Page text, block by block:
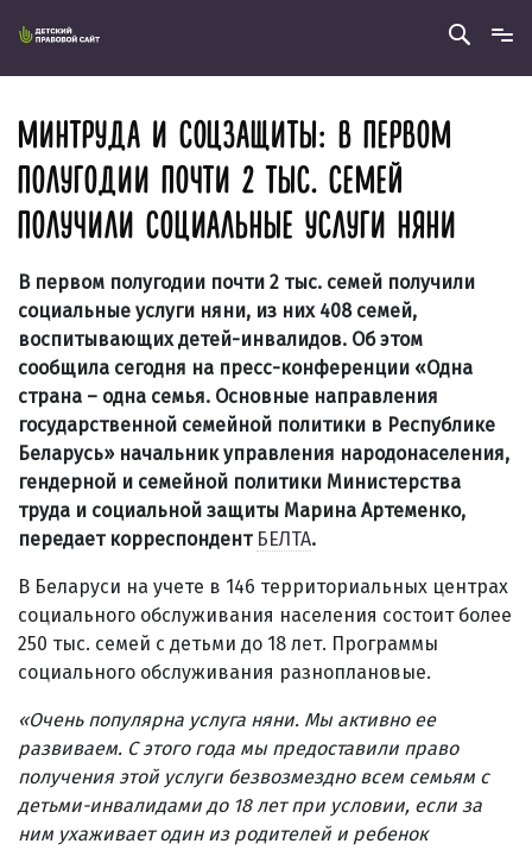
МИНТРУДА И СОЦЗАЩИТЫ: В ПЕРВОМ
ПОЛУГОДИИ ПОЧТИ 2 ТЫС. СЕМЕЙ
ПОЛУЧИЛИ СОЦИАЛЬНЫЕ УСЛУГИ НЯНИ
В первом полугодии почти 2 тыс. семей получили
социальные услуги няни, из них 408 семей,
воспитывающих детей-инвалидов. Об этом
сообщила сегодня на пресс-конференции «Одна
страна – одна семья. Основные направления
государственной семейной политики в Республике
Беларусь» начальник управления народонаселения,
гендерной и семейной политики Министерства
труда и социальной защиты Марина Артеменко,
передает корреспондент БЕЛТА.
В Беларуси на учете в 146 территориальных центрах
социального обслуживания населения состоит более
250 тыс. семей с детьми до 18 лет. Программы
социального обслуживания разноплановые.
«Очень популярна услуга няни. Мы активно ее
развиваем. С этого года мы предоставили право
получения этой услуги безвозмездно всем семьям с
детьми-инвалидами до 18 лет при условии, если за
ним ухаживает один из родителей и ребенок